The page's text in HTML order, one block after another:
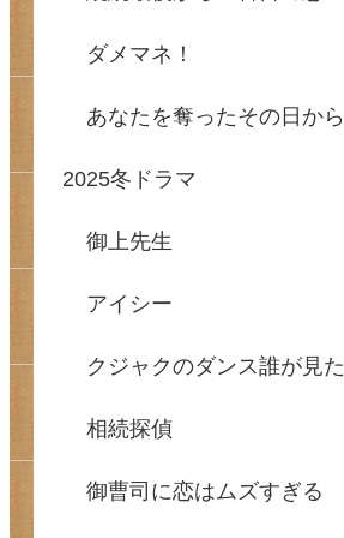
ダメマネ！
あなたを奪ったその日から
2025冬ドラマ
御上先生
アイシー
クジャクのダンス誰が見た
相続探偵
御曹司に恋はムズすぎる